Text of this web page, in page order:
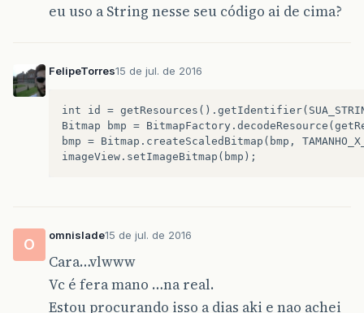
eu uso a String nesse seu código ai de cima?
FelipeTorres15 de jul. de 2016
int id =
Bitmap bmp =
bmp = Bitmap.createScaledBitmap(bmp,
O
omnislade15 de jul. de 2016
Cara…vlwww
Vc é fera mano …na real.
Estou procurando isso a dias aki e nao achei